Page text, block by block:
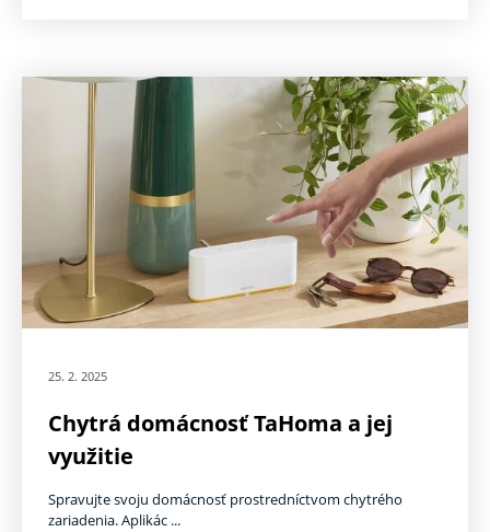
25. 2. 2025
Chytrá domácnosť TaHoma a jej
využitie
Spravujte svoju domácnosť prostredníctvom chytrého
zariadenia. Aplikác ...